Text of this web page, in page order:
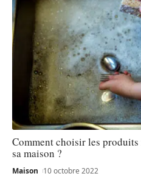
Comment choisir les
sa maison ?
Maison 10 octobre 2022